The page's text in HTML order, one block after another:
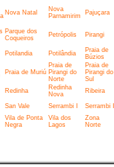
Nova Natal
Nova
Parnamirim
Pajuçara
Parque dos
Coqueiros
Petrópolis Pirangi
Potilandia Potilândia
Praia de
Búzios
Praia de Muriú
Praia de
Pirangi do
Norte
Praia de
Pirangi do
Sul
Redinha
Redinha
Nova
Ribeira
San Vale Serrambi I Serrambi
Vila de Ponta
Negra
Vila dos
Lagos
Zona
Norte